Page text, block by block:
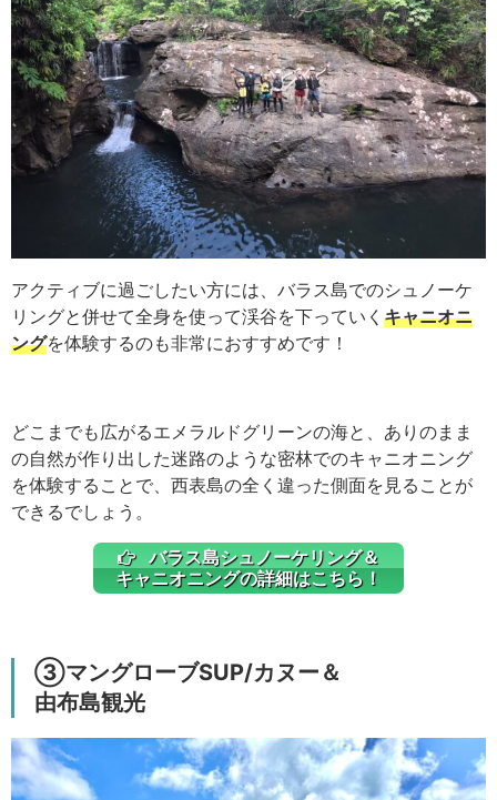
アクティブに過ごしたい方には、バラス島でのシュノーケ
リングと併せて全身を使って渓谷を下っていく キャニオニ
ングを体験するのも非常におすすめです！
どこまでも広がるエメラルドグリーンの海と、ありのまま
の自然が作り出した迷路のような密林でのキャニオニング
を体験することで、西表島の全く違った側面を見ることが
できるでしょう。
バラス島シュノーケリング＆
キャニオニングの詳細はこちら！
③マングローブSUP/カヌー＆
由布島観光